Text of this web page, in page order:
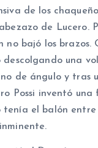
de los
de Lucero.
no bajó los brazos.
descolgando una
de ángulo y tras
Possi inventó
tenía el balón entre